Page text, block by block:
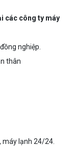
các công ty máy
nghiệp.
thân
máy lạnh 24/24.